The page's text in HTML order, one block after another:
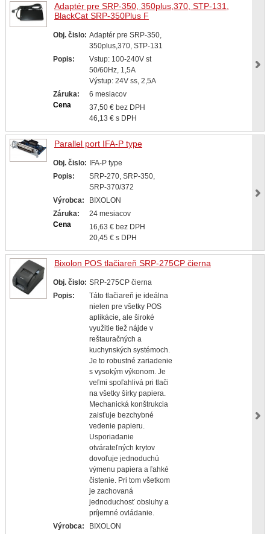
Adaptér pre SRP-350, 350plus,370, STP-131,
BlackCat SRP-350Plus F
Obj. čislo: Adaptér pre SRP-350,
350plus,370, STP-131
Popis:
Vstup: 100-240V st
50/60Hz, 1,5A
Výstup: 24V ss, 2,5A
Záruka:
6 mesiacov
Cena
37,50 € bez DPH
46,13 € s DPH
Parallel port IFA-P type
Obj. čislo:
IFA-P type
Popis:
SRP-270, SRP-350,
SRP-370/372
Výrobca:
BIXOLON
Záruka:
24 mesiacov
Cena
16,63 € bez DPH
20,45 € s DPH
Bixolon POS tlačiareň SRP-275CP čierna
Obj. čislo: SRP-275CP čierna
Popis:
Táto tlačiareň je ideálna
nielen pre všetky POS
aplikácie, ale široké
využitie tiež nájde v
reštauračných a
kuchynských systémoch.
Je to robustné zariadenie
s vysokým výkonom. Je
veľmi spoľahlivá pri tlači
na všetky šírky papiera.
Mechanická konštrukcia
zaisťuje bezchybné
vedenie papieru.
Usporiadanie
otvárateľných krytov
dovoľuje jednoduchú
výmenu papiera a ľahké
čistenie. Pri tom všetkom
je zachovaná
jednoduchosť obsluhy a
príjemné ovládanie.
Výrobca:
BIXOLON